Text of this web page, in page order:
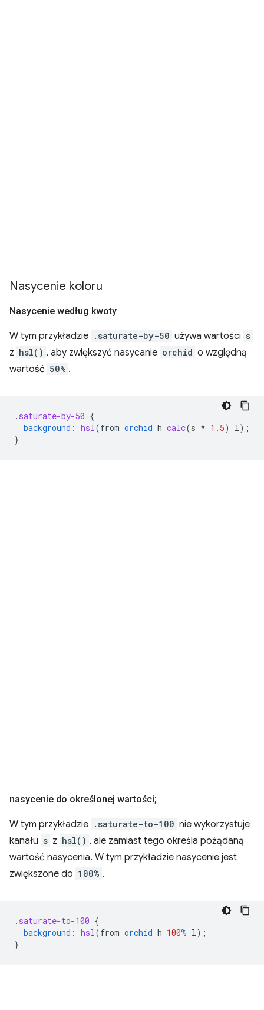
Nasycenie koloru
Nasycenie według kwoty
W tym przykładzie .saturate-by-50 używa wartości s
z hsl() , aby zwiększyć nasycanie orchid o względną
wartość 50% .
. saturate-by-50 {
background : hsl (from orchid h calc(s * 1.5) l );
}
nasycenie do określonej wartości;
W tym przykładzie .saturate-to-100 nie wykorzystuje
kanału s z hsl() , ale zamiast tego określa pożądaną
wartość nasycenia. W tym przykładzie nasycenie jest
zwiększone do 100% .
. saturate-to-100 {
background : hsl (from orchid h 100% l );
}